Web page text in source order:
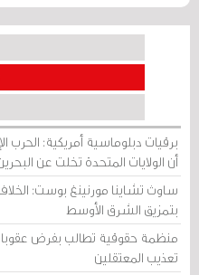
برقيات دبلوماسية أمريكية: الحرب
أن الولايات المتحدة تخلت عن
ساوث تشاينا مورنينغ بوست:
بتمزيق الشرق الأوسط
منظمة حقوقية تطالب بفرض
تعذيب المعتقلين